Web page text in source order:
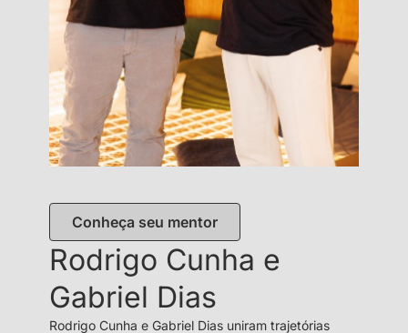
Conheça seu mentor
Rodrigo Cunha e
Gabriel Dias
Rodrigo Cunha e Gabriel Dias uniram trajetórias